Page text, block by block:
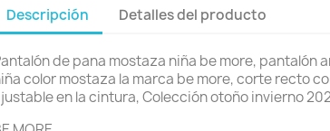
Descripción Detalles del producto
de pana mostaza niña be more, pantalón
color mostaza la marca be more, corte recto
en la cintura, Colección otoño invierno